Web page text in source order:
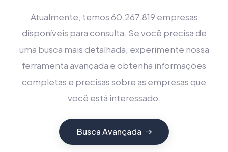
Atualmente, temos 60.267.819 empresas
disponíveis para consulta. Se você precisa de
uma busca mais detalhada, experimente nossa
ferramenta avançada e obtenha informações
completas e precisas sobre as empresas que
você está interessado.
Busca Avançada